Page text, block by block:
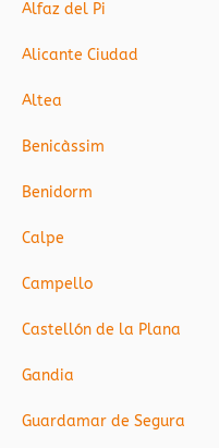
Alfaz del Pi
Alicante Ciudad
Altea
Benicàssim
Benidorm
Calpe
Campello
Castellón de la Plana
Gandia
Guardamar de Segura